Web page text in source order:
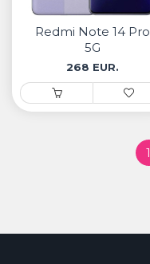
Redmi Note 14 Pro
5G
268 EUR.
1